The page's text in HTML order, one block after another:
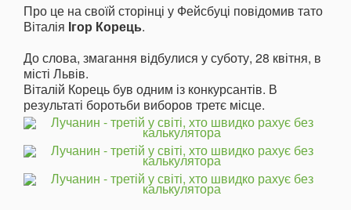
Про це на своїй сторінці у Фейсбуці повідомив тато
Віталія Ігор Корець.
До слова, змагання відбулися у суботу, 28 квітня, в
місті Львів.
Віталій Корець був одним із конкурсантів. В
результаті боротьби виборов третє місце.